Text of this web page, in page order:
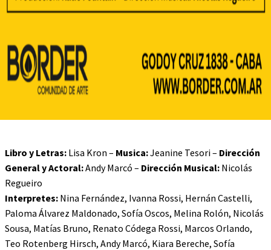
Libro y Letras: Lisa Kron – Musica:Jeanine Tesori – Dirección
General y Actoral:Andy Marcó – Dirección Musical: Nicolás
Regueiro
Interpretes: Nina Fernández, Ivanna Rossi, Hernán Castelli,
Paloma Álvarez Maldonado, Sofía Oscos, Melina Rolón, Nicolás
Sousa, Matías Bruno, Renato Códega Rossi, Marcos Orlando,
Teo Rotenberg Hirsch, Andy Marcó, Kiara Bereche, Sofía